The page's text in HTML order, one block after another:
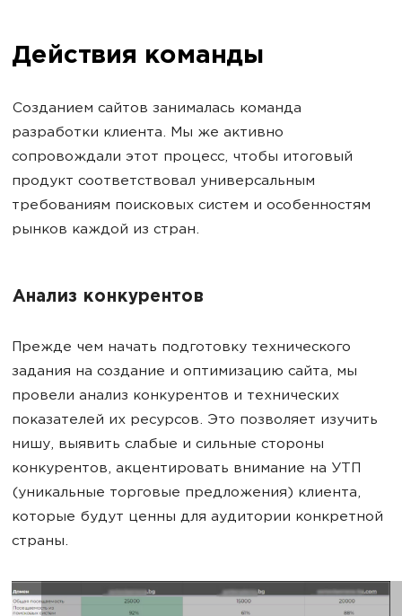
Действия команды
Созданием сайтов занималась команда
разработки клиента. Мы же активно
сопровождали этот процесс, чтобы итоговый
продукт соответствовал универсальным
требованиям поисковых систем и особенностям
рынков каждой из стран.
Анализ конкурентов
Прежде чем начать подготовку технического
задания на создание и оптимизацию сайта, мы
провели анализ конкурентов и технических
показателей их ресурсов. Это позволяет изучить
нишу, выявить слабые и сильные стороны
конкурентов, акцентировать внимание на УТП
(уникальные торговые предложения) клиента,
которые будут ценны для аудитории конкретной
страны.